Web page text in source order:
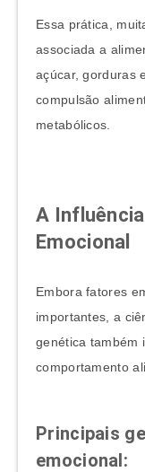
Essa prática,
associada a
açúcar, gorduras
compulsão
metabólicos.
A
Emocional
Embora fatores
importantes, a
genética também
comportamento
Principais
emocional: